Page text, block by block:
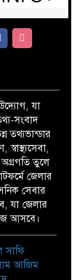
যা
সংবাদ
তথ্যভান্ডার
অগ্রগতি তুলে
জেলার
সেবার
যা জেলার
আসবে।
সাফি
আজিম